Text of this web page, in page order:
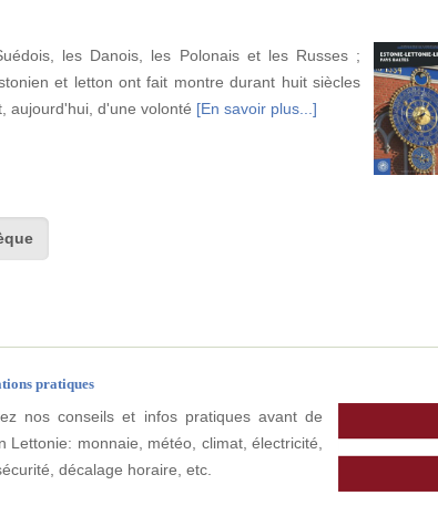
les Danois, les Polonais et les Russes ;
et letton ont fait montre durant huit siècles
aujourd'hui, d'une volonté [En savoir plus...]
pratiques
nos conseils et infos pratiques avant de
Lettonie: monnaie, météo, climat, électricité,
décalage horaire, etc.